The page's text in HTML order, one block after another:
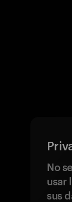
No
usar
sus